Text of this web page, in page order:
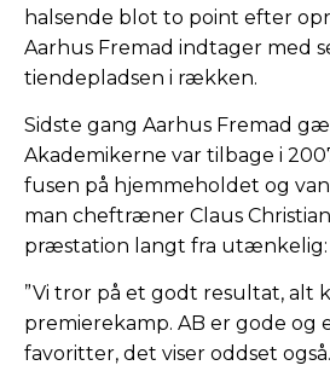
halsende blot to point efter
Aarhus Fremad indtager med
tiendepladsen i rækken.
Sidste gang Aarhus Fremad
Akademikerne var tilbage i
fusen på hjemmeholdet og
man cheftræner Claus
præstation langt fra utænkelig:
”Vi tror på et godt resultat, alt
premierekamp. AB er gode og
favoritter, det viser oddset